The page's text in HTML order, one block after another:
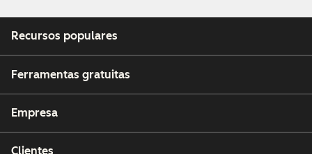
Recursos populares
Ferramentas gratuitas
Empresa
Clientes